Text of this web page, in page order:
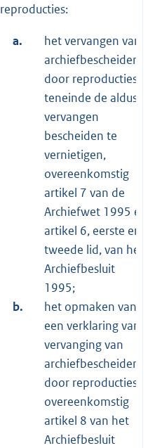
reproducties:
a.
het vervangen van
archiefbescheiden
door reproducties,
teneinde de aldus
vervangen
bescheiden te
vernietigen,
overeenkomstig
artikel 7 van de
Archiefwet 1995 en
artikel 6, eerste en
tweede lid, van het
Archiefbesluit
1995;
b.
het opmaken van
een verklaring van
vervanging van
archiefbescheiden
door reproducties,
overeenkomstig
artikel 8 van het
Archiefbesluit